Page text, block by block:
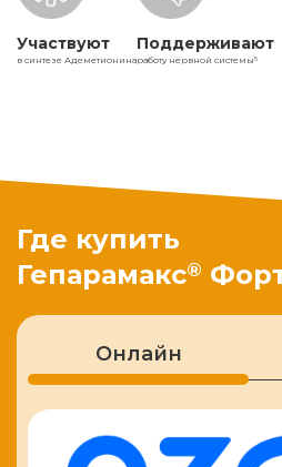
Участвуют
в синтезе Адеметионина
Поддерживают
работу нервной системы5
Где купить
Гепарамакс®
Онлайн